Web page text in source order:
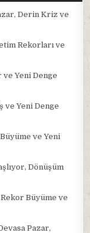
Derin Kriz ve
Rekorları ve
ve Yeni Denge
ve Yeni Denge
ve Yeni
Dönüşüm
Büyüme ve
Pazar,